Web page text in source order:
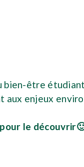
être
enjeux
le